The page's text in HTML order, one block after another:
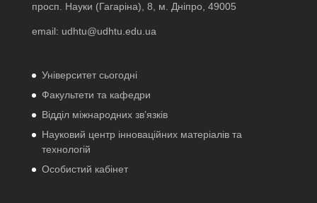
просп. Науки (Гагаріна), 8, м. Дніпро, 49005
email: udhtu@udhtu.edu.ua
Університет сьогодні
Факультети та кафедри
Відділ міжнародних зв’язків
Науковий центр інноваційних матеріалів та
технологій
Особистий кабінет